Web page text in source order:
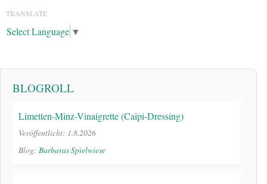
TRANSLATE
Select Language ▼
BLOGROLL
Limetten-Minz-Vinaigrette (Caipi-Dressing)
Veröffentlicht: 1.8.2026
Blog: Barbaras Spielwiese